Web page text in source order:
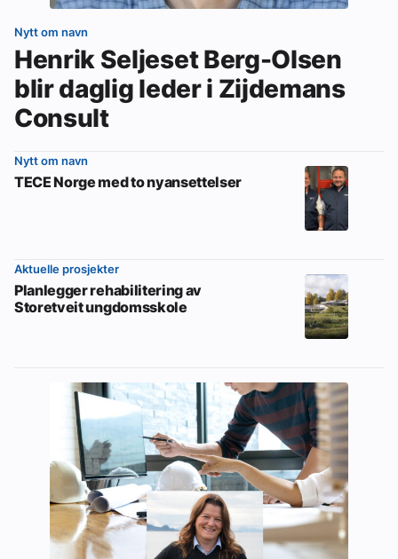
Nytt om navn
Henrik Seljeset Berg-Olsen
blir daglig leder i Zijdemans
Consult
Nytt om navn
TECE Norge med to nyansettelser
Aktuelle prosjekter
Planlegger rehabilitering av
Storetveit ungdomsskole